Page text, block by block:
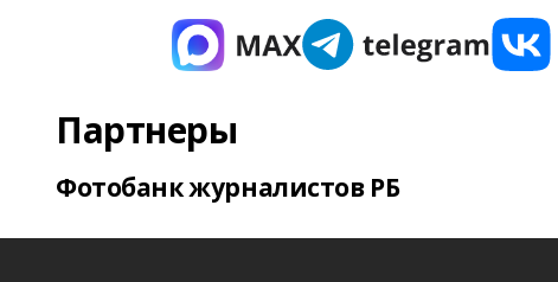
Партнеры
Фотобанк журналистов РБ